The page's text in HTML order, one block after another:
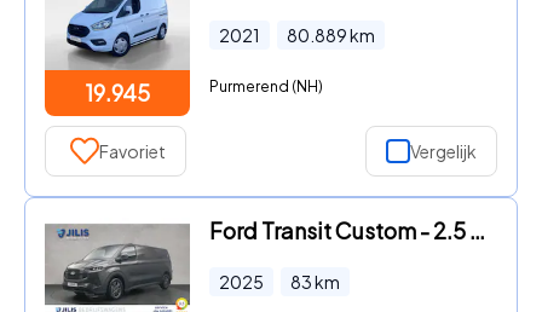
19.945
2021 80.889km
Purmerend (NH)
Favoriet Vergelijk
Ford Transit Custom - 2.5 PHEV L2H1 Limited | 2-zitplaatsen rechtsvoor | Camera
2025 83km